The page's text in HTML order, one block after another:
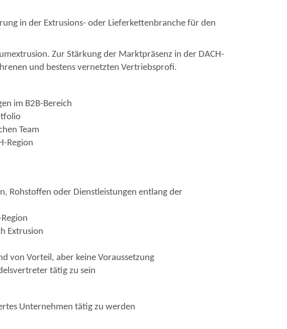
in der Extrusions- oder Lieferkettenbranche für den
Zur Stärkung der Marktpräsenz in der DACH-
und bestens vernetzten Vertriebsprofi.
im B2B-Bereich
Team
Region
Rohstoffen oder Dienstleistungen entlang der
Extrusion
von Vorteil, aber keine Voraussetzung
tätig zu sein
Unternehmen tätig zu werden